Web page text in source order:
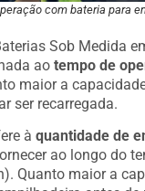
com bateria para
Sob Medida
aotempo de
maior a
ser recarregada.
àquantidade de
ao longo do
Quanto maior a